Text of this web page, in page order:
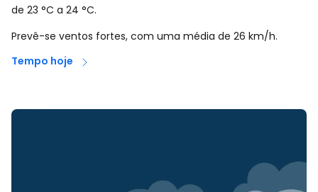
de 23 °C a 24 °C.
Prevê-se ventos fortes, com uma média de 26 km/h.
Tempo hoje